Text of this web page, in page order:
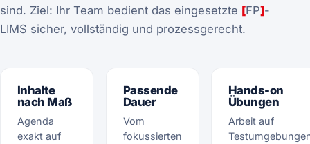
sind. Ziel: Ihr Team bedient das eingesetzte [FP]-
LIMS sicher, vollständig und prozessgerecht.
Inhalte
nach Maß
Agenda
exakt auf
Passende
Dauer
Vom
fokussierten
Hands-on
Übungen
Arbeit auf